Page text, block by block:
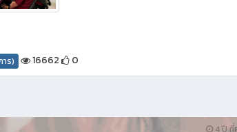
าร) 16662 0